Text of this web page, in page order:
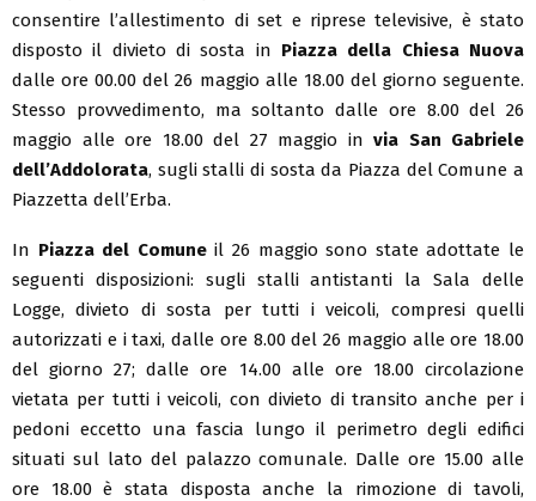
consentire l’allestimento di set e riprese televisive, è stato
disposto il divieto di sosta in Piazza della Chiesa Nuova
dalle ore 00.00 del 26 maggio alle 18.00 del giorno seguente.
Stesso provvedimento, ma soltanto dalle ore 8.00 del 26
maggio alle ore 18.00 del 27 maggio in via San Gabriele
dell’Addolorata, sugli stalli di sosta da Piazza del Comune a
Piazzetta dell’Erba.
In Piazza del Comuneil 26 maggio sono state adottate le
seguenti disposizioni: sugli stalli antistanti la Sala delle
Logge, divieto di sosta per tutti i veicoli, compresi quelli
autorizzati e i taxi, dalle ore 8.00 del 26 maggio alle ore 18.00
del giorno 27; dalle ore 14.00 alle ore 18.00 circolazione
vietata per tutti i veicoli, con divieto di transito anche per i
pedoni eccetto una fascia lungo il perimetro degli edifici
situati sul lato del palazzo comunale. Dalle ore 15.00 alle
ore 18.00 è stata disposta anche la rimozione di tavoli,